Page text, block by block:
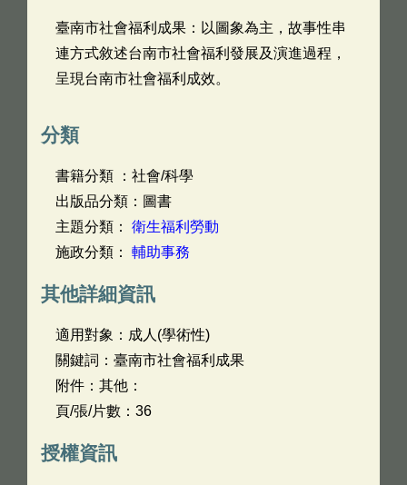
臺南市社會福利成果：以圖象為主，故事性串
連方式敘述台南市社會福利發展及演進過程，
呈現台南市社會福利成效。
分類
書籍分類 ：社會/科學
出版品分類：圖書
主題分類： 衛生福利勞動
施政分類： 輔助事務
其他詳細資訊
適用對象：成人(學術性)
關鍵詞：臺南市社會福利成果
附件：其他：
頁/張/片數：36
授權資訊